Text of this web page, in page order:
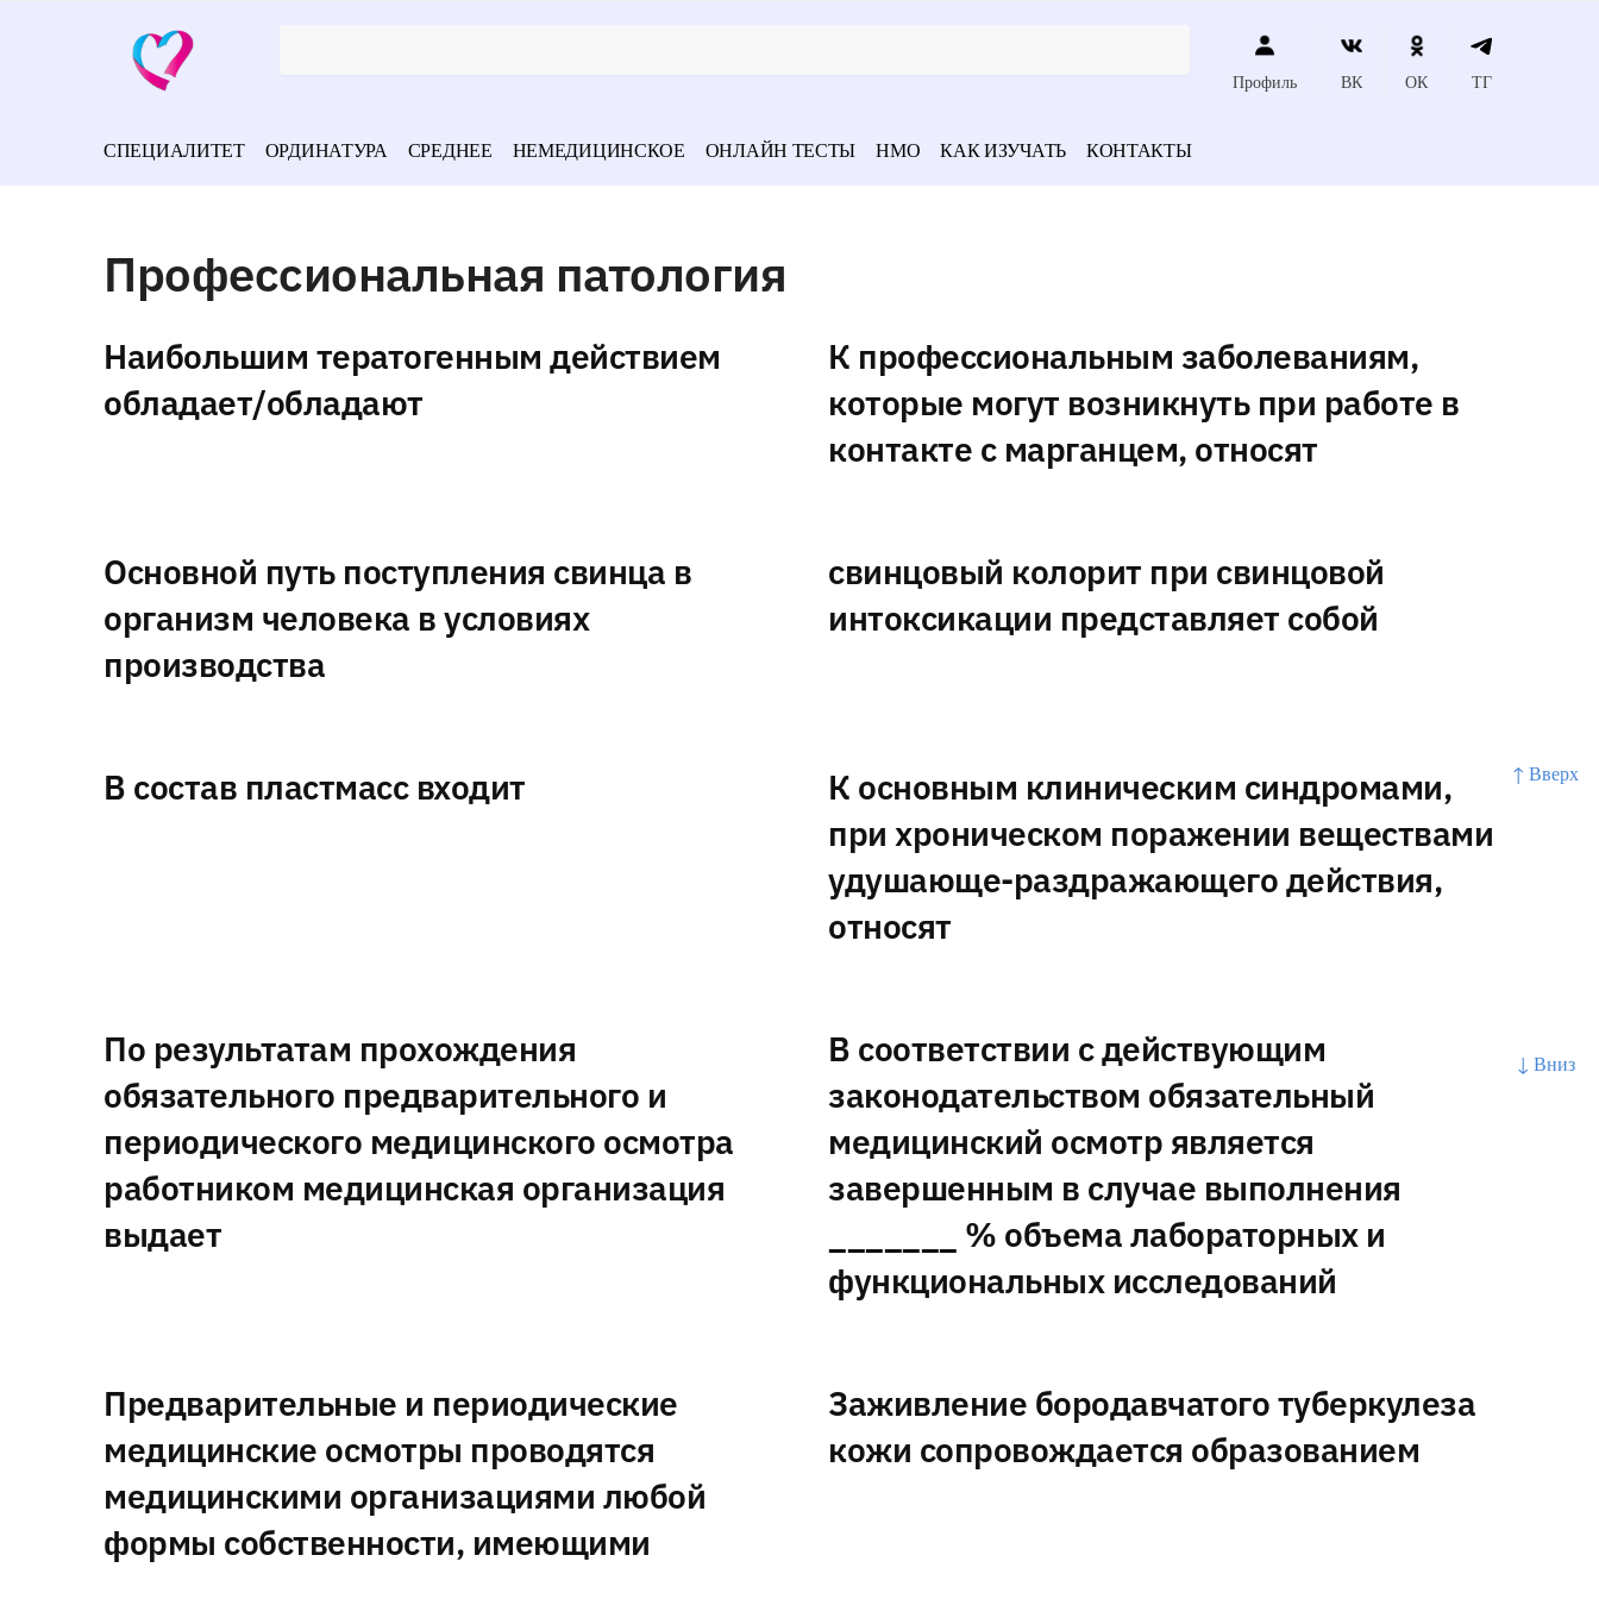
↑ Вверх
↓ Вниз
Профиль ВК ОК ТГ
СПЕЦИАЛИТЕТ ОРДИНАТУРА СРЕДНЕЕ НЕМЕДИЦИНСКОЕ ОНЛАЙН ТЕСТЫ НМО КАК ИЗУЧАТЬ КОНТАКТЫ
Профессиональная патология
Наибольшим тератогенным действием
обладает/обладают
К профессиональным заболеваниям,
которые могут возникнуть при работе в
контакте с марганцем, относят
Основной путь поступления свинца в
организм человека в условиях
производства
свинцовый колорит при свинцовой
интоксикации представляет собой
В состав пластмасс входит
К основным клиническим синдромами,
при хроническом поражении веществами
удушающе-раздражающего действия,
относят
По результатам прохождения
обязательного предварительного и
периодического медицинского осмотра
работником медицинская организация
выдает
В соответствии с действующим
законодательством обязательный
медицинский осмотр является
завершенным в случае выполнения
_______ % объема лабораторных и
функциональных исследований
Предварительные и периодические
медицинские осмотры проводятся
медицинскими организациями любой
формы собственности, имеющими
Заживление бородавчатого туберкулеза
кожи сопровождается образованием